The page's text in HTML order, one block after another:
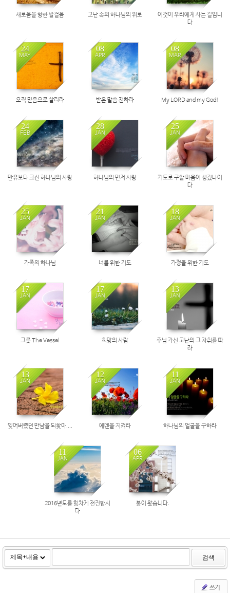
새로움을 향한 발걸음 고난 속의 하나님의 위로
이것이 우리에게 사는 길입니
다
24
MAY
오직 믿음으로 살리라
08
APR
받은 말씀 전하라
08
MAR
My LORD and my God!
24
FEB
만유보다 크신 하나님의 사랑
28
JAN
하나님의 먼저 사랑
25
JAN
기도로 구할 마음이 생겼나이
다
25
JAN
가족의 하나님
21
JAN
너를 위한 기도
18
JAN
가정을 위한 기도
17
JAN
그릇 The Vessel
17
JAN
희망의 사람
13
JAN
주님 가신 고난의 그 자취를 따
라
13
JAN
잊어버렸던 만남을 되찾아....
12
JAN
에덴을 지켜라
11
JAN
하나님의 얼굴을 구하라
11
JAN
2016년도를 힘차게 전진합시
다
06
APR
봄이 왔습니다.
검색
쓰기